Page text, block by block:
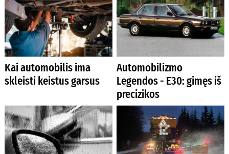
Kai automobilis ima
skleisti keistus garsus
Automobilizmo
Legendos - E30: gimęs iš
precizikos